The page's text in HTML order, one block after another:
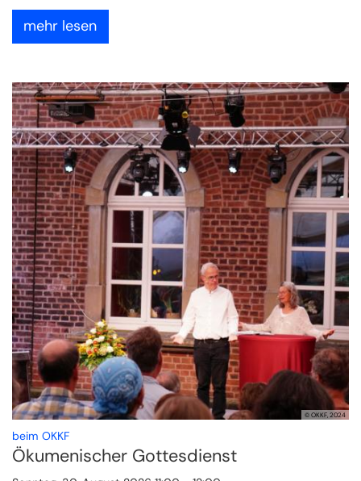
mehr lesen
© OKKF, 2024
beim OKKF
Ökumenischer Gottesdienst